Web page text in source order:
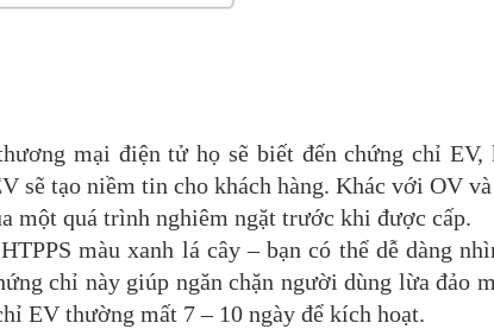
mại điện tử họ sẽ biết đến chứng chỉ EV,
sẽ tạo niềm tin cho khách hàng. Khác với OV
một quá trình nghiêm ngặt trước khi được cấp.
màu xanh lá cây – bạn có thể dễ dàng
chỉ này giúp ngăn chặn người dùng lừa đảo
EV thường mất 7 – 10 ngày để kích hoạt.